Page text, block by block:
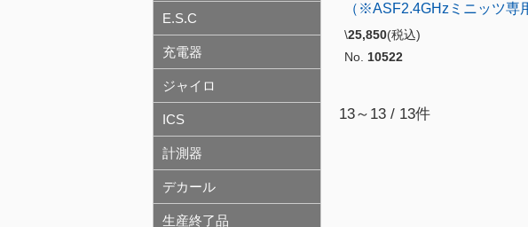
（※ASF2.4GHzミニッツ専
\25,850(税込)
No. 10522
13～13 / 13件
E.S.C
充電器
ジャイロ
ICS
計測器
デカール
生産終了品